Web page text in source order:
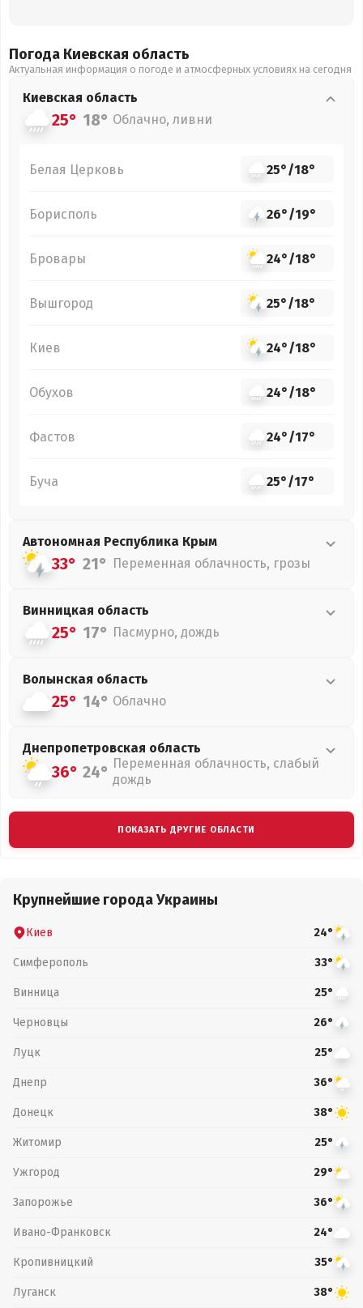
Погода Киевская область
Актуальная информация о погоде и атмосферных условиях на сегодня
Киевская область
25° 18° Облачно, ливни
Белая Церковь 25°/18°
Борисполь 26°/19°
Бровары 24°/18°
Вышгород 25°/18°
Киев 24°/18°
Обухов 24°/18°
Фастов 24°/17°
Буча 25°/17°
Автономная Республика Крым
33° 21° Переменная облачность, грозы
Винницкая область
25° 17° Пасмурно, дождь
Волынская область
25° 14° Облачно
Днепропетровская область
36° 24° Переменная облачность, слабый
дождь
ПОКАЗАТЬ ДРУГИЕ ОБЛАСТИ
Крупнейшие города Украины
Киев 24°
Симферополь 33°
Винница 25°
Черновцы 26°
Луцк 25°
Днепр 36°
Донецк 38°
Житомир 25°
Ужгород 29°
Запорожье 36°
Ивано-Франковск 24°
Кропивницкий 35°
Луганск 38°